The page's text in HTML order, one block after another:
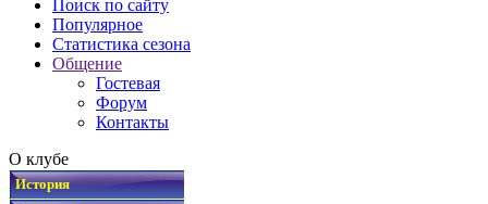
Поиск по сайту
Популярное
Статистика сезона
Общение
Гостевая
Форум
Контакты
О клубе
История